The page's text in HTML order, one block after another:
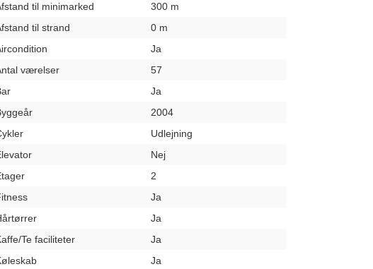
til minimarked
300 m
til strand
0 m
Ja
værelser
57
Ja
2004
Udlejning
Nej
2
Ja
Ja
Te faciliteter
Ja
Ja